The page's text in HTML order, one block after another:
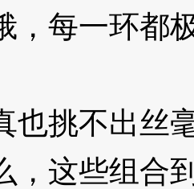
，每一环都
挑不出丝
这些组合